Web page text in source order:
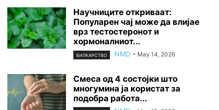
Научниците откриваат:
Популарен чај може да влијае
врз тестостеронот и
хормоналниот...
БИЛКАРСТВО NMD - May 14, 2026
Смеса од 4 состојки што
многумина ја користат за
подобра работа...